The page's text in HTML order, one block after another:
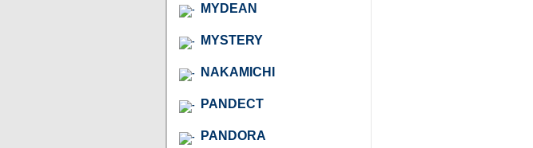
MYDEAN
MYSTERY
NAKAMICHI
PANDECT
PANDORA